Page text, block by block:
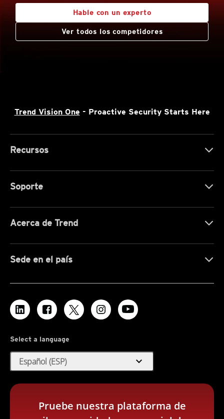
Hable con un experto
Ver todos los competidores
Trend Vision One - Proactive Security Starts Here
Recursos
Soporte
Acerca de Trend
Sede en el país
Select a language
Español (ESP) expand_more
Pruebe nuestra plataforma de